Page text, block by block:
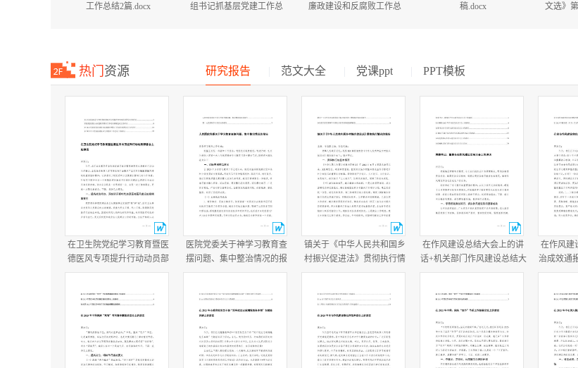
工作总结2篇.docx
组书记抓基层党建工作总
廉政建设和反腐败工作总
稿.docx
文选》
热门 资源 研究报告 范文大全 党课ppt PPT模板
在卫生院党纪学习教育暨医
德医风专项提升行动动员部
署会上的讲话在医院医德医
署会议上的讲话.docx
医院党委关于神学习教育查
摆问题、集中整治情况的报
告+医院学习教育总结报
镇关于《中华人民共和国乡
村振兴促进法》贯彻执行情
况的报告+乡党委书记任职两
报告.docx
在作风建设总结大会上的讲
话+机关部门作风建设总结大
会主持词.docx
在作风建
治成效通
作风建